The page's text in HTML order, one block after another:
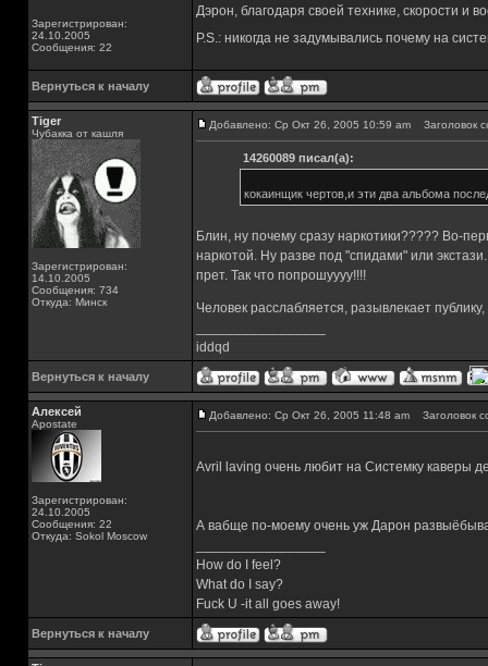
Зарегистрирован:
24.10.2005
Сообщения: 22
Дэрон, благодаря своей технике, скорости и
P.S.: никогда не задумывались почему на
Вернуться к началу
Tiger
Чубакка от кашля
Зарегистрирован:
14.10.2005
Сообщения: 734
Откуда: Минск
Добавлено: Ср Окт 26, 2005 10:59 am Заголовок
14260089 писал(а):
кокаинщик чертов,и эти два альбома
Блин, ну почему сразу наркотики????? Во-
наркотой. Ну разве под "спидами" или
прет. Так что попрошуууу!!!!
Человек расслабляется, разывлекает
iddqd
Вернуться к началу
Алексей
Apostate
Зарегистрирован:
24.10.2005
Сообщения: 22
Откуда: Sokol Moscow
Добавлено: Ср Окт 26, 2005 11:48 am Заголовок
Avril laving очень любит на Системку каверы
А вабще по-моему очень уж Дарон
How do I feel?
What do I say?
Fuck U -it all goes away!
Вернуться к началу